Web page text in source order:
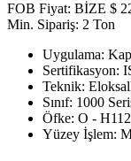
FOB Fiyat: BİZE $
Min. Sipariş: 2 Ton
Uygulama:
Sertifikasyon:
Teknik:
Sınıf: 1000
Öfke: O - H112
Yüzey İşlem: